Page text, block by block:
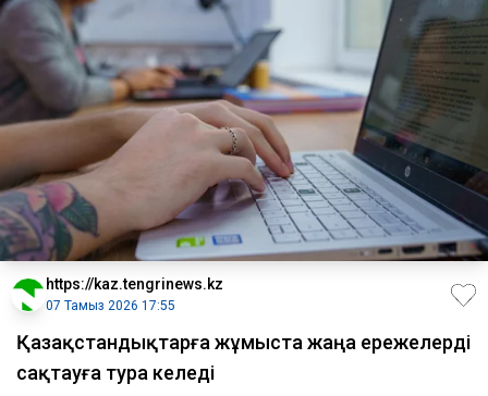
https://kaz.tengrinews.kz
07 Тамыз 2026 17:55
Қазақстандықтарға жұмыста жаңа ережелерді
сақтауға тура келеді